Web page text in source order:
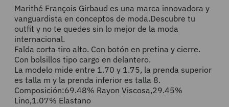
Marithé François Girbaud es una marca innovadora y
vanguardista en conceptos de moda.Descubre tu
outfit y no te quedes sin lo mejor de la moda
internacional.
Falda corta tiro alto. Con botón en pretina y cierre.
Con bolsillos tipo cargo en delantero.
La modelo mide entre 1.70 y 1.75, la prenda superior
es talla m y la prenda inferior es talla 8.
Composición:69.48% Rayon Viscosa,29.45%
Lino,1.07% Elastano